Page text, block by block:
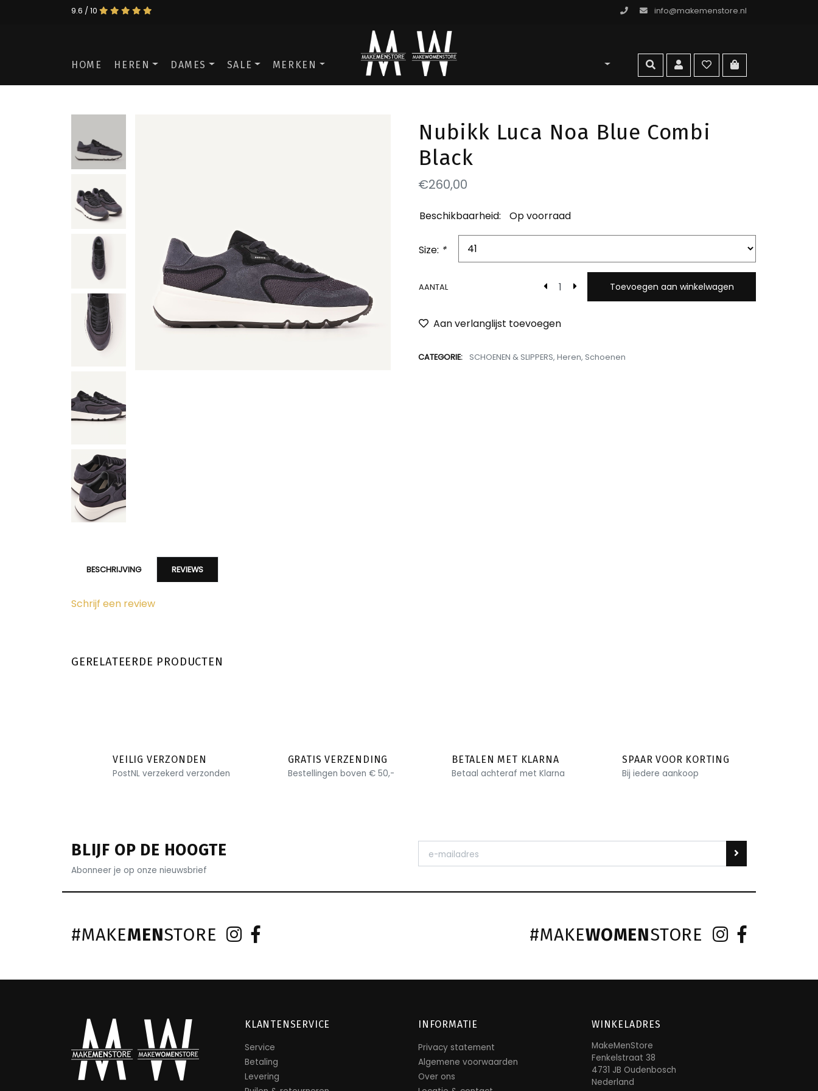
9.6 / 10 info@makemenstore.nl
ga naar de men store
HOME HEREN DAMES SALE MERKEN zoekenaccountwishlistga naar
Nubikk Luca Noa Blue Combi
Black
€260,00
Beschikbaarheid: Op voorraad
Size: *
AANTAL Toevoegen aan winkelwagen
Aan verlanglijst toevoegen
CATEGORIE: SCHOENEN & SLIPPERS, Heren, Schoenen
BESCHRIJVING REVIEWS
Schrijf een review
GERELATEERDE PRODUCTEN
VEILIG VERZONDEN
PostNL verzekerd verzonden
GRATIS VERZENDING
Bestellingen boven € 50,-
BETALEN MET KLARNA
Betaal achteraf met Klarna
SPAAR VOOR KORTING
Bij iedere aankoop
BLIJF OP DE HOOGTE
Abonneer je op onze nieuwsbrief
#MAKEMENSTORE #MAKEWOMENSTORE
KLANTENSERVICE
Service
Betaling
Levering
INFORMATIE
Privacy statement
Algemene voorwaarden
Over ons
WINKELADRES
MakeMenStore
Fenkelstraat 38
4731 JB Oudenbosch
Nederland